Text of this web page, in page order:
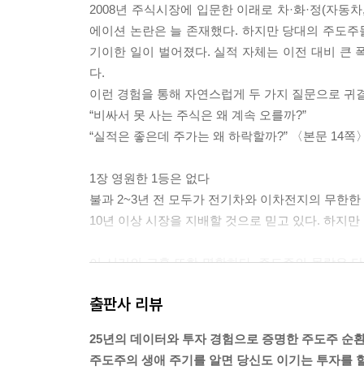
2008년 주식시장에 입문한 이래로 차·화·정(자동
에이션 논란은 늘 존재했다. 하지만 당대의 주도
기이한 일이 벌어졌다. 실적 자체는 이전 대비 큰
다.
이런 경험을 통해 자연스럽게 두 가지 질문으로 귀
“비싸서 못 사는 주식은 왜 계속 오를까?”
“실적은 좋은데 주가는 왜 하락할까?” 〈본문 14쪽
1장 영원한 1등은 없다
불과 2~3년 전 모두가 전기차와 이차전지의 무한
10년 이상 시장을 지배할 것으로 믿고 있다. 하지
이 시기의 교훈 또한 명확하다. 주도주의 몰락은
새로운 매수세를 유입시키지 못할 때 찾아온다. ‘
출판사 리뷰
25년의 데이터와 투자 경험으로 증명한 주도주 순
주도주의 생애 주기를 알면 당신도 이기는 투자를